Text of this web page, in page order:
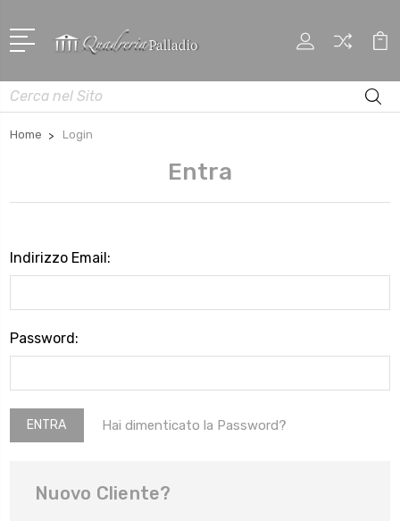
Cerca
Home Login
Entra
Indirizzo Email:
Password:
Hai dimenticato la Password?
Nuovo Cliente?